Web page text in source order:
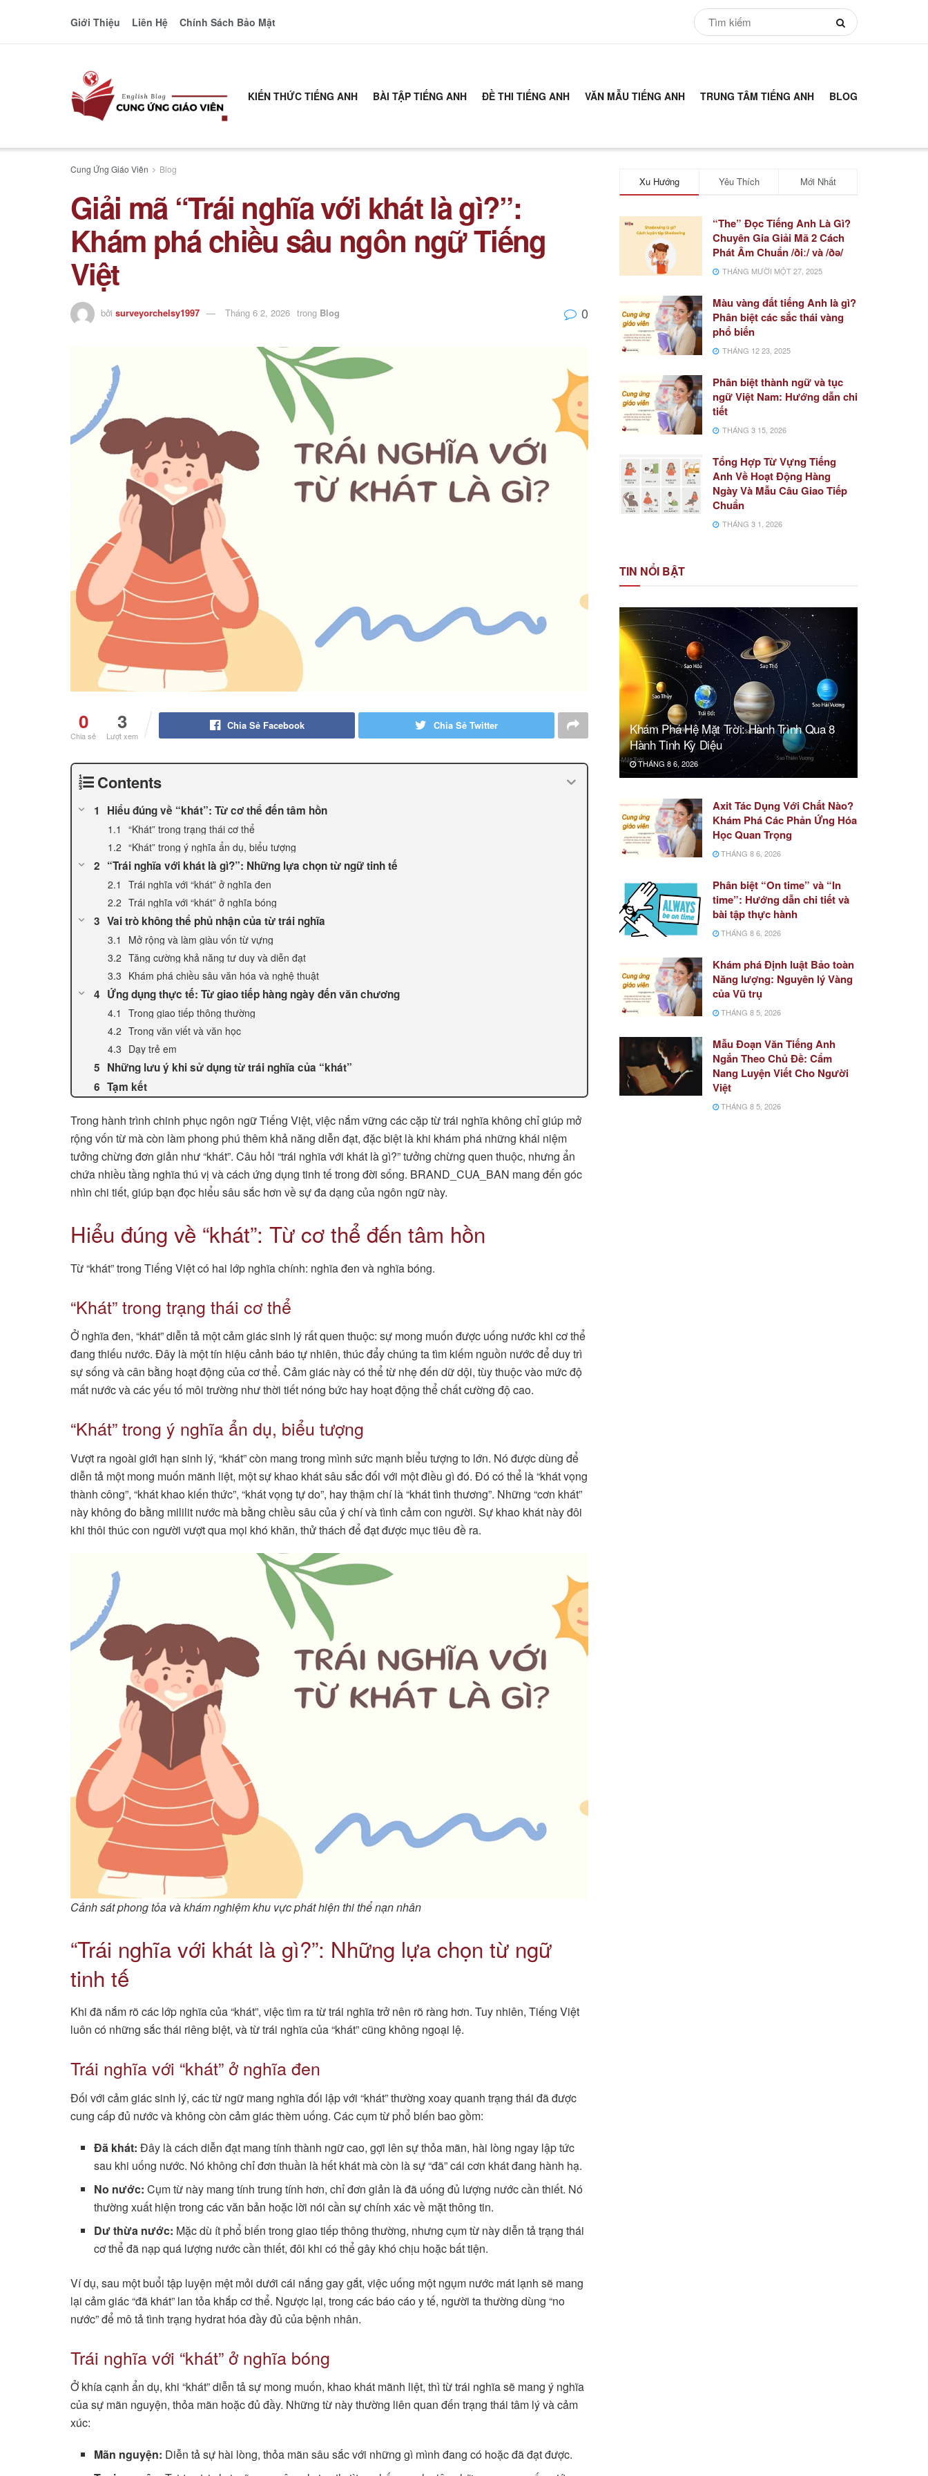
Giới Thiệu Liên Hệ Chính Sách Bảo Mật
KIẾN THỨC TIẾNG ANH BÀI TẬP TIẾNG ANH ĐỀ THI TIẾNG ANH VĂN MẪU TIẾNG ANH TRUNG TÂM TIẾNG ANH BLOG
Cung Ứng Giáo Viên Blog
Giải mã “Trái nghĩa với khát là gì?”:
Khám phá chiều sâu ngôn ngữ Tiếng
Việt
bởi surveyorchelsy1997 Tháng 6 2, 2026 trong Blog 0
0
Chia sẻ
3
Lượt xem
Chia Sẻ Facebook Chia Sẻ Twitter
Contents
Hiểu đúng về “khát”: Từ cơ thể đến tâm hồn
“Khát” trong trạng thái cơ thể
“Khát” trong ý nghĩa ẩn dụ, biểu tượng
“Trái nghĩa với khát là gì?”: Những lựa chọn từ ngữ tinh tế
Trái nghĩa với “khát” ở nghĩa đen
Trái nghĩa với “khát” ở nghĩa bóng
Vai trò không thể phủ nhận của từ trái nghĩa
Mở rộng và làm giàu vốn từ vựng
Tăng cường khả năng tư duy và diễn đạt
Khám phá chiều sâu văn hóa và nghệ thuật
Ứng dụng thực tế: Từ giao tiếp hàng ngày đến văn chương
Trong giao tiếp thông thường
Trong văn viết và văn học
Dạy trẻ em
Những lưu ý khi sử dụng từ trái nghĩa của “khát”
Tạm kết
Trong hành trình chinh phục ngôn ngữ Tiếng Việt, việc nắm vững các cặp từ trái nghĩa không chỉ giúp mở
rộng vốn từ mà còn làm phong phú thêm khả năng diễn đạt, đặc biệt là khi khám phá những khái niệm
tưởng chừng đơn giản như “khát”. Câu hỏi “trái nghĩa với khát là gì?” tưởng chừng quen thuộc, nhưng ẩn
chứa nhiều tầng nghĩa thú vị và cách ứng dụng tinh tế trong đời sống. BRAND_CUA_BAN mang đến góc
nhìn chi tiết, giúp bạn đọc hiểu sâu sắc hơn về sự đa dạng của ngôn ngữ này.
Hiểu đúng về “khát”: Từ cơ thể đến tâm hồn
Từ “khát” trong Tiếng Việt có hai lớp nghĩa chính: nghĩa đen và nghĩa bóng.
“Khát” trong trạng thái cơ thể
Ở nghĩa đen, “khát” diễn tả một cảm giác sinh lý rất quen thuộc: sự mong muốn được uống nước khi cơ thể
đang thiếu nước. Đây là một tín hiệu cảnh báo tự nhiên, thúc đẩy chúng ta tìm kiếm nguồn nước để duy trì
sự sống và cân bằng hoạt động của cơ thể. Cảm giác này có thể từ nhẹ đến dữ dội, tùy thuộc vào mức độ
mất nước và các yếu tố môi trường như thời tiết nóng bức hay hoạt động thể chất cường độ cao.
“Khát” trong ý nghĩa ẩn dụ, biểu tượng
Vượt ra ngoài giới hạn sinh lý, “khát” còn mang trong mình sức mạnh biểu tượng to lớn. Nó được dùng để
diễn tả một mong muốn mãnh liệt, một sự khao khát sâu sắc đối với một điều gì đó. Đó có thể là “khát vọng
thành công”, “khát khao kiến thức”, “khát vọng tự do”, hay thậm chí là “khát tình thương”. Những “cơn khát”
này không đo bằng mililit nước mà bằng chiều sâu của ý chí và tình cảm con người. Sự khao khát này đôi
khi thôi thúc con người vượt qua mọi khó khăn, thử thách để đạt được mục tiêu đề ra.
Cảnh sát phong tỏa và khám nghiệm khu vực phát hiện thi thể nạn nhân
“Trái nghĩa với khát là gì?”: Những lựa chọn từ ngữ
tinh tế
Khi đã nắm rõ các lớp nghĩa của “khát”, việc tìm ra từ trái nghĩa trở nên rõ ràng hơn. Tuy nhiên, Tiếng Việt
luôn có những sắc thái riêng biệt, và từ trái nghĩa của “khát” cũng không ngoại lệ.
Trái nghĩa với “khát” ở nghĩa đen
Đối với cảm giác sinh lý, các từ ngữ mang nghĩa đối lập với “khát” thường xoay quanh trạng thái đã được
cung cấp đủ nước và không còn cảm giác thèm uống. Các cụm từ phổ biến bao gồm:
Đã khát: Đây là cách diễn đạt mang tính thành ngữ cao, gợi lên sự thỏa mãn, hài lòng ngay lập tức
sau khi uống nước. Nó không chỉ đơn thuần là hết khát mà còn là sự “đã” cái cơn khát đang hành hạ.
No nước: Cụm từ này mang tính trung tính hơn, chỉ đơn giản là đã uống đủ lượng nước cần thiết. Nó
thường xuất hiện trong các văn bản hoặc lời nói cần sự chính xác về mặt thông tin.
Dư thừa nước: Mặc dù ít phổ biến trong giao tiếp thông thường, nhưng cụm từ này diễn tả trạng thái
cơ thể đã nạp quá lượng nước cần thiết, đôi khi có thể gây khó chịu hoặc bất tiện.
Ví dụ, sau một buổi tập luyện mệt mỏi dưới cái nắng gay gắt, việc uống một ngụm nước mát lạnh sẽ mang
lại cảm giác “đã khát” lan tỏa khắp cơ thể. Ngược lại, trong các báo cáo y tế, người ta thường dùng “no
nước” để mô tả tình trạng hydrat hóa đầy đủ của bệnh nhân.
Trái nghĩa với “khát” ở nghĩa bóng
Ở khía cạnh ẩn dụ, khi “khát” diễn tả sự mong muốn, khao khát mãnh liệt, thì từ trái nghĩa sẽ mang ý nghĩa
của sự mãn nguyện, thỏa mãn hoặc đủ đầy. Những từ này thường liên quan đến trạng thái tâm lý và cảm
xúc:
Mãn nguyện: Diễn tả sự hài lòng, thỏa mãn sâu sắc với những gì mình đang có hoặc đã đạt được.
Xu Hướng Yêu Thích Mới Nhất
“The” Đọc Tiếng Anh Là Gì?
Chuyên Gia Giải Mã 2 Cách
Phát Âm Chuẩn /ðiː/ và /ðə/
THÁNG MƯỜI MỘT 27, 2025
Màu vàng đất tiếng Anh là gì?
Phân biệt các sắc thái vàng
phổ biến
THÁNG 12 23, 2025
Phân biệt thành ngữ và tục
ngữ Việt Nam: Hướng dẫn chi
tiết
THÁNG 3 15, 2026
Tổng Hợp Từ Vựng Tiếng
Anh Về Hoạt Động Hàng
Ngày Và Mẫu Câu Giao Tiếp
Chuẩn
THÁNG 3 1, 2026
TIN NỔI BẬT
Khám Phá Hệ Mặt Trời: Hành Trình Qua 8
Hành Tinh Kỳ Diệu
THÁNG 8 6, 2026
Axit Tác Dụng Với Chất Nào?
Khám Phá Các Phản Ứng Hóa
Học Quan Trọng
THÁNG 8 6, 2026
Phân biệt “On time” và “In
time”: Hướng dẫn chi tiết và
bài tập thực hành
THÁNG 8 6, 2026
Khám phá Định luật Bảo toàn
Năng lượng: Nguyên lý Vàng
của Vũ trụ
THÁNG 8 5, 2026
Mẫu Đoạn Văn Tiếng Anh
Ngắn Theo Chủ Đề: Cẩm
Nang Luyện Viết Cho Người
Việt
THÁNG 8 5, 2026